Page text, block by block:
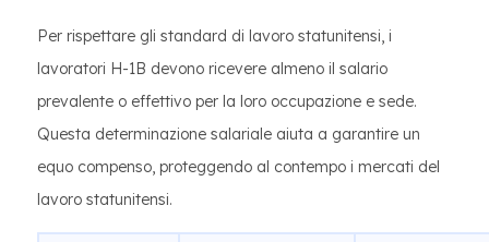
Per rispettare gli standard di lavoro statunitensi, i
lavoratori H-1B devono ricevere almeno il salario
prevalente o effettivo per la loro occupazione e sede.
Questa determinazione salariale aiuta a garantire un
equo compenso, proteggendo al contempo i mercati del
lavoro statunitensi.